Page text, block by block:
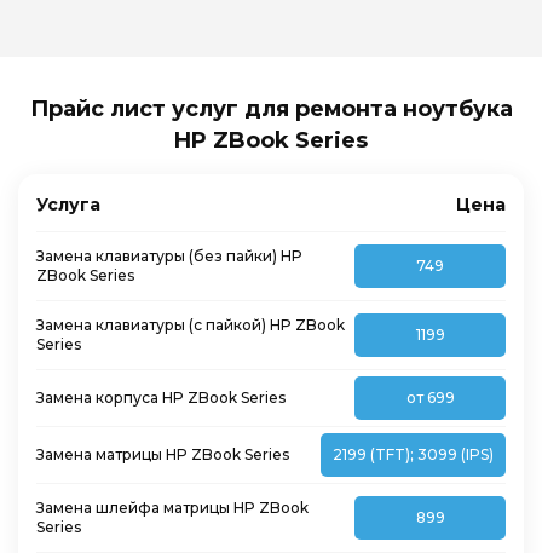
Прайс лист услуг для ремонта ноутбука
HP ZBook Series
Услуга Цена
Замена клавиатуры (без пайки) HP
ZBook Series
749
Замена клавиатуры (с пайкой) HP ZBook
Series
1199
Замена корпуса HP ZBook Series от 699
Замена матрицы HP ZBook Series 2199 (TFT); 3099 (IPS)
Замена шлейфа матрицы HP ZBook
Series
899